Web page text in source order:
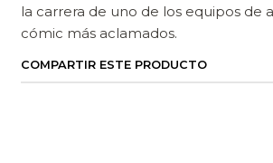
la carrera de uno de los equipos de
cómic más aclamados.
COMPARTIR ESTE PRODUCTO